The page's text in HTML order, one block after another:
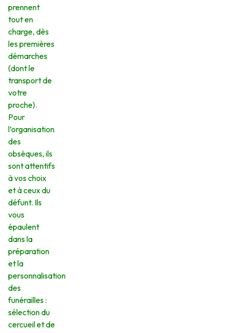
prennent
tout en
charge, dès
les premières
démarches
(dont le
transport de
votre
proche).
Pour
l’organisation
des
obsèques, ils
sont attentifs
à vos choix
et à ceux du
défunt. Ils
vous
épaulent
dans la
préparation
et la
personnalisation
des
funérailles :
sélection du
cercueil et de